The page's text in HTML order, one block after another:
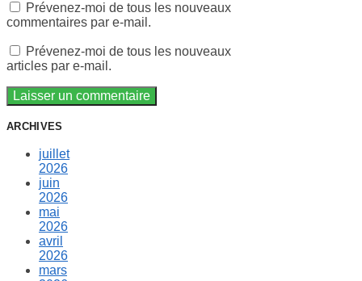
Prévenez-moi de tous les nouveaux
commentaires par e-mail.
Prévenez-moi de tous les nouveaux
articles par e-mail.
ARCHIVES
juillet
2026
juin
2026
mai
2026
avril
2026
mars